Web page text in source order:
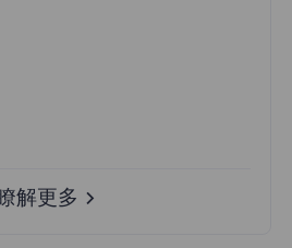
解更多